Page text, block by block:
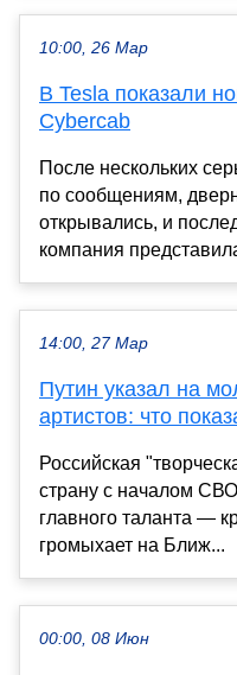
10:00, 26 Мар
В Tesla показали
Cybercab
После нескольких
по сообщениям,
открывались, и
компания
14:00, 27 Мар
Путин указал на
артистов: что
Российская
страну с началом
главного таланта —
громыхает на Ближ...
00:00, 08 Июн